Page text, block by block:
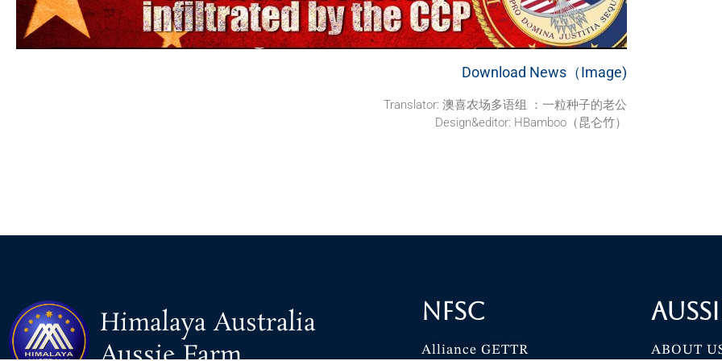
Download News（Image)
Translator: 澳喜农场多语组 ：一粒种子的老公
Design&editor: HBamboo（昆仑竹）
Himalaya Australia
NFSC
Alliance GETTR ABOUT